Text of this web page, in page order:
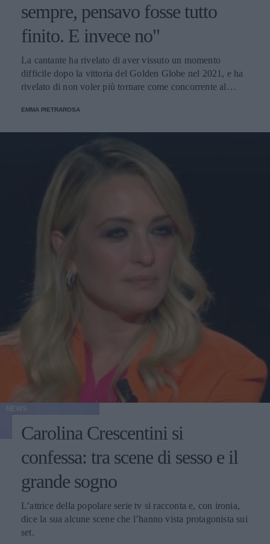
sempre, pensavo fosse tutto
finito. E invece no"
La cantante ha rivelato di aver vissuto un momento
difficile dopo la vittoria del Golden Globe nel 2021, e ha
rivelato di non voler più tornare come concorrente al
EMMA PIETRAROSA
Carolina Crescentini si
confessa: tra scene di sesso e il
grande sogno
L’attrice della popolare serie tv si racconta e, con ironia,
dice la sua alcune scene che l’hanno vista protagonista sui
set.